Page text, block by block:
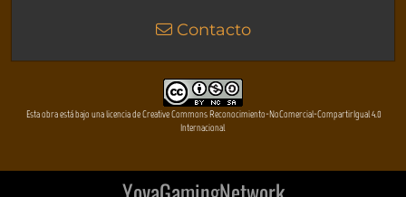
Contacto
Esta obra está bajo una licencia de Creative Commons Reconocimiento-NoComercial-CompartirIgual 4.0
Internacional